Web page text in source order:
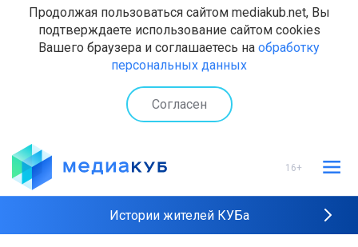
Продолжая пользоваться сайтом mediakub.net, Вы
подтверждаете использование сайтом cookies
Вашего браузера и соглашаетесь на обработку
персональных данных
Согласен
16+
Истории жителей КУБа